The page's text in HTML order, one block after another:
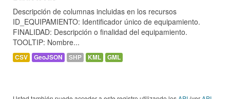
Descripción de columnas incluidas en los recursos
ID_EQUIPAMIENTO: Identificador único de equipamiento.
FINALIDAD: Descripción o finalidad del equipamiento.
TOOLTIP: Nombre...
CSV GeoJSON SHP KML GML